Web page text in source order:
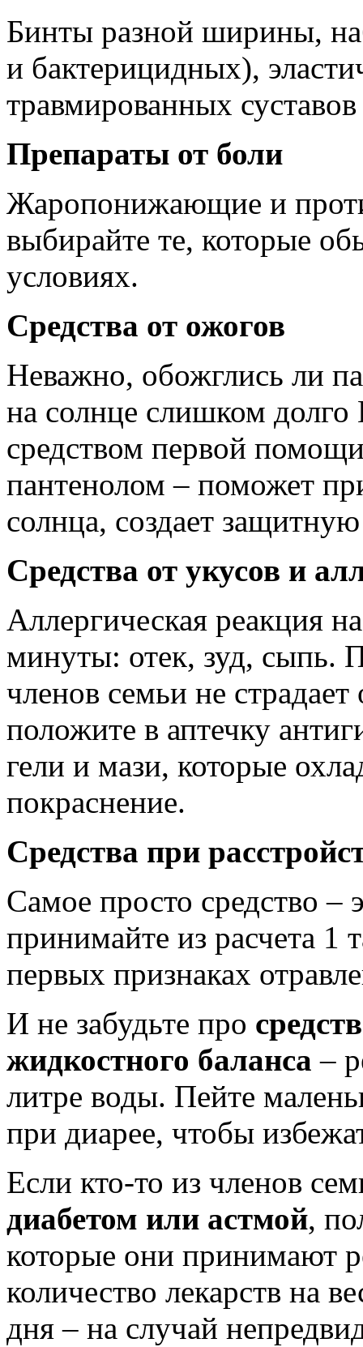
Бинты разной ширины,
и бактерицидных),
травмированных
Препараты от боли
Жаропонижающие и
выбирайте те, которые
условиях.
Средства от ожогов
Неважно, обожглись ли
на солнце слишком долго
средством первой
пантенолом – поможет
солнца, создает
Средства от укусов и
Аллергическая реакция
минуты: отек, зуд, сыпь.
членов семьи не страдает
положите в аптечку
гели и мази, которые
покраснение.
Средства при
Самое просто средство –
принимайте из расчета 1
первых признаках
И не забудьте про
жидкостного баланса –
литре воды. Пейте
при диарее, чтобы
Если кто-то из членов
диабетом или астмой,
которые они принимают
количество лекарств на
дня – на случай